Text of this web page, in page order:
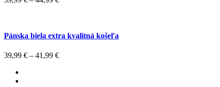
Pánska biela extra kvalitná košeľa
39,99 € – 41,99 €